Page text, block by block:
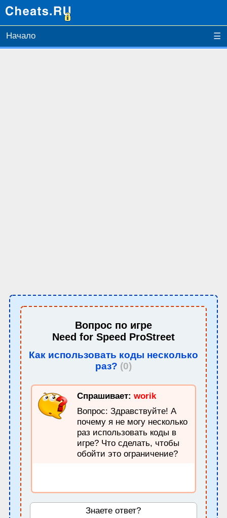
Начало ☰
Вопрос по игре
Need for Speed ProStreet
Как использовать коды несколько
раз? (0)
Спрашивает: worik
Вопрос: Здравствуйте! А
почему я не могу несколько
раз использовать коды в
игре? Что сделать, чтобы
обойти это ограничение?
Знаете ответ?